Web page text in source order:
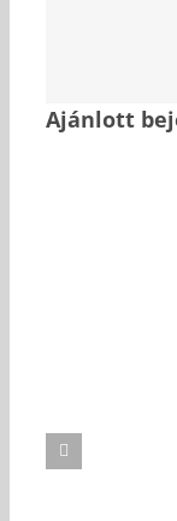
Ajánlott